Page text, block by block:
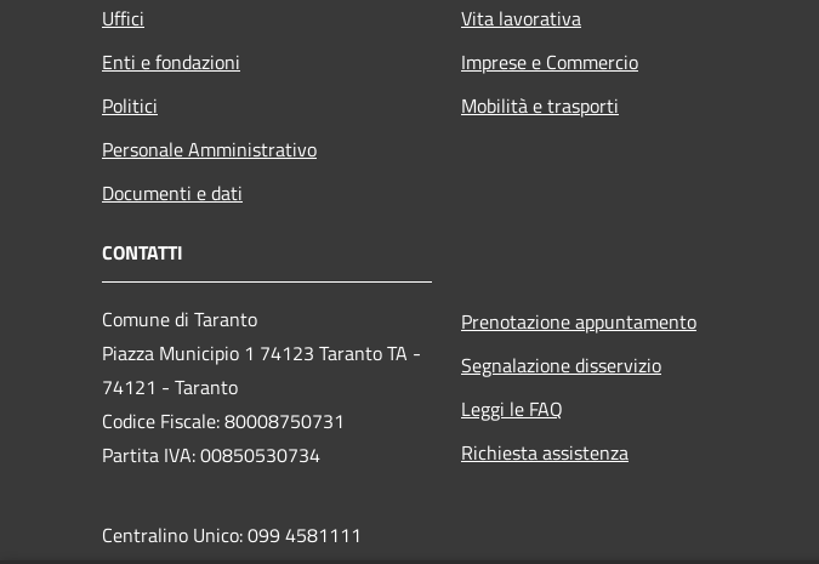
Uffici
Enti e fondazioni
Politici
Personale Amministrativo
Documenti e dati
Vita lavorativa
Imprese e Commercio
Mobilità e trasporti
CONTATTI
Comune di Taranto
Piazza Municipio 1 74123 Taranto TA -
74121 - Taranto
Codice Fiscale: 80008750731
Partita IVA: 00850530734
Centralino Unico: 099 4581111
Prenotazione appuntamento
Segnalazione disservizio
Leggi le FAQ
Richiesta assistenza